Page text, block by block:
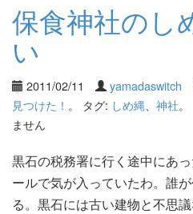
保食神社のし
い
2011/02/11 yamadaswitch
見つけた！ 。 タグ: しめ縄 神社。
ません
黒石の税務署に行く途中にあ
ールで気が入っていたわ。誰
る。黒石には古い建物と不思